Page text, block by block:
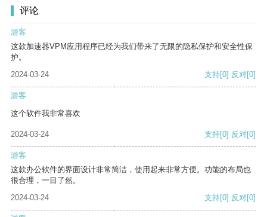
评论
游客
这款加速器VPM应用程序已经为我们带来了无限的隐私保护和安全性保
护。
2024-03-24
支持[0] 反对[0]
游客
这个软件我非常喜欢
2024-03-24 支持[0] 反对[0]
游客
这款办公软件的界面设计非常简洁，使用起来非常方便。功能的布局也
很合理，一目了然。
2024-03-24
支持[0] 反对[0]